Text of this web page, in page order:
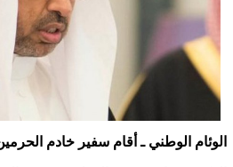
الوئام الوطني ـ أقام سفير خادم